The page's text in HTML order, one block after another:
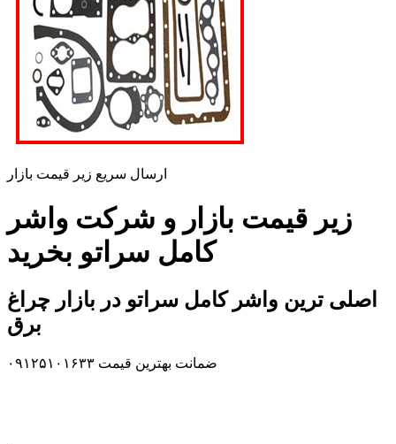
ارسال سریع زیر قیمت بازار
زیر قیمت بازار و شرکت واشر
کامل سراتو بخرید
اصلی ترین واشر کامل سراتو در بازار چراغ
برق
ضمانت بهترین قیمت ۰۹۱۲۵۱۰۱۶۳۳